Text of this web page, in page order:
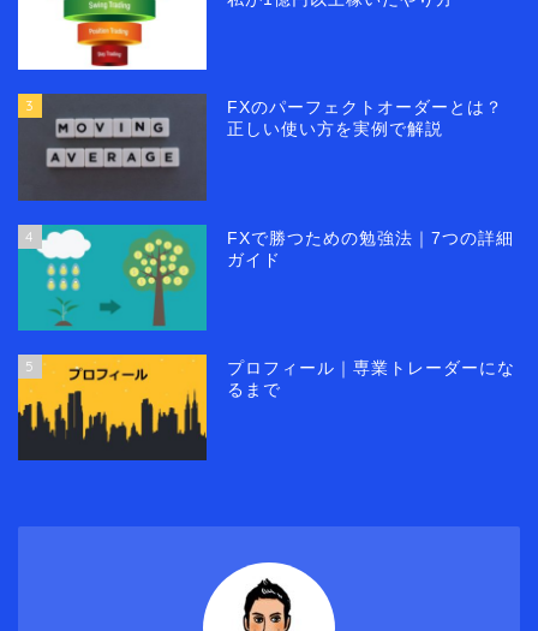
3
FXのパーフェクトオーダーとは？
正しい使い方を実例で解説
4
FXで勝つための勉強法｜7つの詳細
ガイド
5
プロフィール｜専業トレーダーにな
るまで